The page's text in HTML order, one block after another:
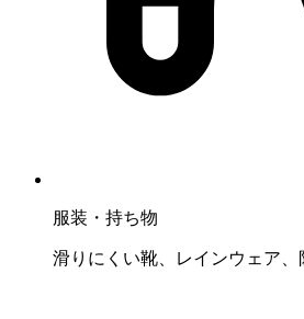
服装・持ち物
滑りにくい靴、レインウェア、